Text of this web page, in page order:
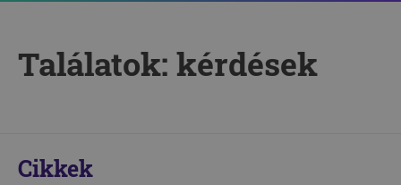
Találatok: kérdések
Cikkek